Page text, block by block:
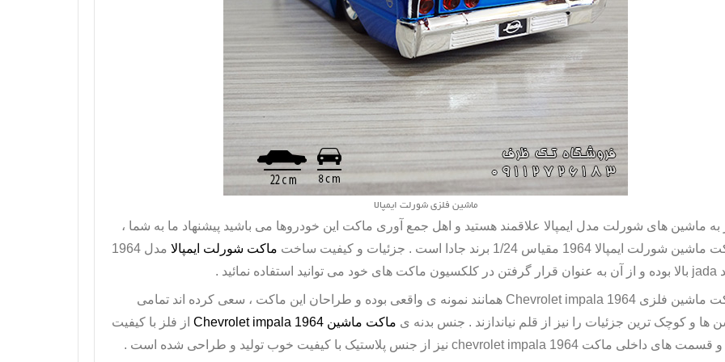
ماشین فلزی شورلت ایمپالا
به ماشین های شورلت مدل ایمپالا علاقمند هستید و اهل جمع آوری ماکت این خودروها می باشید پیشنهاد ما به شما ،
ماشین شورلت ایمپالا 1964 مقیاس 1/24 برند جادا است . جزئیات و کیفیت ساخت ماکت شورلت ایمپالا
مدل 1964
jada بالا بوده و از آن به عنوان قرار گرفتن در کلکسیون ماکت های خود می توانید استفاده نمائید .
ماشین فلزیChevrolet impala 1964 همانند نمونه ی واقعی بوده و طراحان این ماکت ، سعی کرده اند تمامی
ها و کوچک ترین جزئیات را نیز از قلم نیاندازند . جنس بدنه ی ماکت ماشینChevrolet impala 1964 از فلز با کیفیت
و قسمت های داخلی ماکتchevrolet impala 1964 نیز از جنس پلاستیک با کیفیت خوب تولید و طراحی شده است .